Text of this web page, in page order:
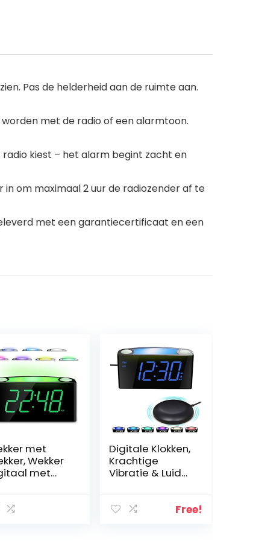
Pas de helderheid aan de ruimte aan.
worden met de radio of een alarmtoon.
radio kiest – het alarm begint zacht en
in om maximaal 2 uur de radiozender af te
met een garantiecertificaat en een
met
Wekker
met
Display
Digitale Klokken,
Krachtige
Vibratie & Luide
Doof,SlechthoreFree!